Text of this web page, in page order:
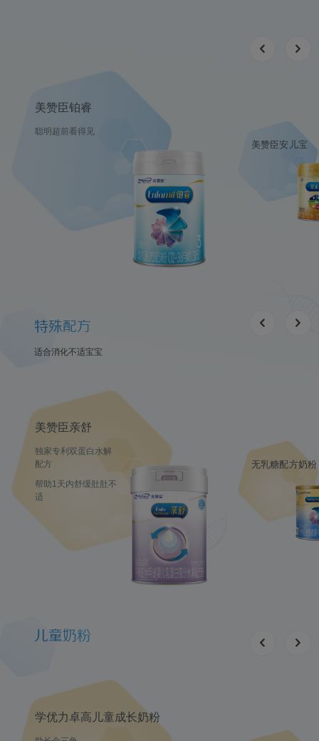
美赞臣铂睿
聪明超前看得见
美赞臣安儿宝
特殊配方
适合消化不适宝宝
美赞臣亲舒
独家专利双蛋白水解
配方
帮助1天内舒缓肚肚不
适
无乳糖配方奶粉
儿童奶粉
学优力卓高儿童成长奶粉